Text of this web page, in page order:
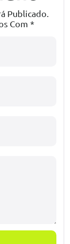
Publicado.
Com *